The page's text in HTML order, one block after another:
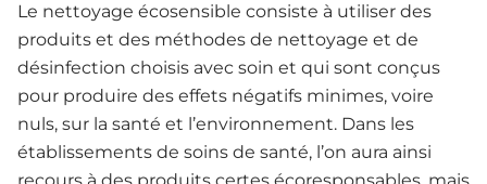
Le nettoyage écosensible consiste à utiliser des
produits et des méthodes de nettoyage et de
désinfection choisis avec soin et qui sont conçus
pour produire des effets négatifs minimes, voire
nuls, sur la santé et l’environnement. Dans les
établissements de soins de santé, l’on aura ainsi